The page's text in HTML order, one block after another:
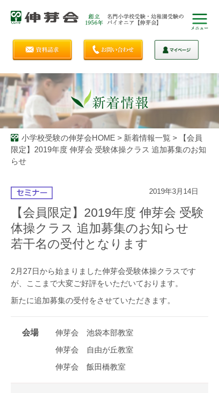
小学校受験の伸芽会HOME > 新着情報一覧 >
【会員
限定】2019年度 伸芽会 受験体操クラス 追加募集のお知
らせ
2019年3月14日
【会員限定】2019年度 伸芽会 受験
体操クラス 追加募集のお知らせ
若干名の受付となります
2月27日から始まりました伸芽会受験体操クラスです
が、ここまで大変ご好評をいただいております。
新たに追加募集の受付をさせていただきます。
会場 伸芽会 池袋本部教室
伸芽会 自由が丘教室
伸芽会 飯田橋教室